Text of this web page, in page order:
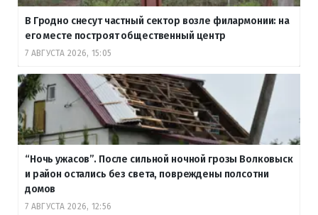
В Гродно снесут частный сектор возле филармонии: на
его месте построят общественный центр
7 АВГУСТА 2026, 15:05
“Ночь ужасов”. После сильной ночной грозы Волковыск
и район остались без света, повреждены полсотни
домов
7 АВГУСТА 2026, 12:56